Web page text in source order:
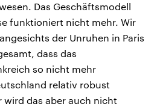
Das Geschäftsmodell
funktioniert nicht mehr. Wir
der Unruhen in Paris
dass das
so nicht mehr
relativ robust
das aber auch nicht